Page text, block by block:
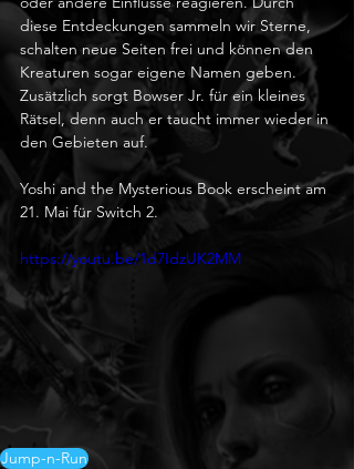
diese Entdeckungen sammeln wir Sterne,
schalten neue Seiten frei und können den
Kreaturen sogar eigene Namen geben.
Zusätzlich sorgt Bowser Jr. für ein kleines
Rätsel, denn auch er taucht immer wieder in
den Gebieten auf.
Yoshi and the Mysterious Book erscheint am
21. Mai für Switch 2.
https://youtu.be/1d7IdzUK2MM
Jump-n-Run